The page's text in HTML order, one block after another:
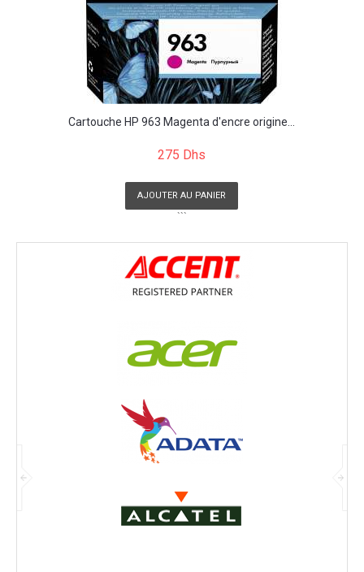
Cartouche HP 963 Magenta d'encre origine...
275 Dhs
AJOUTER AU PANIER
```